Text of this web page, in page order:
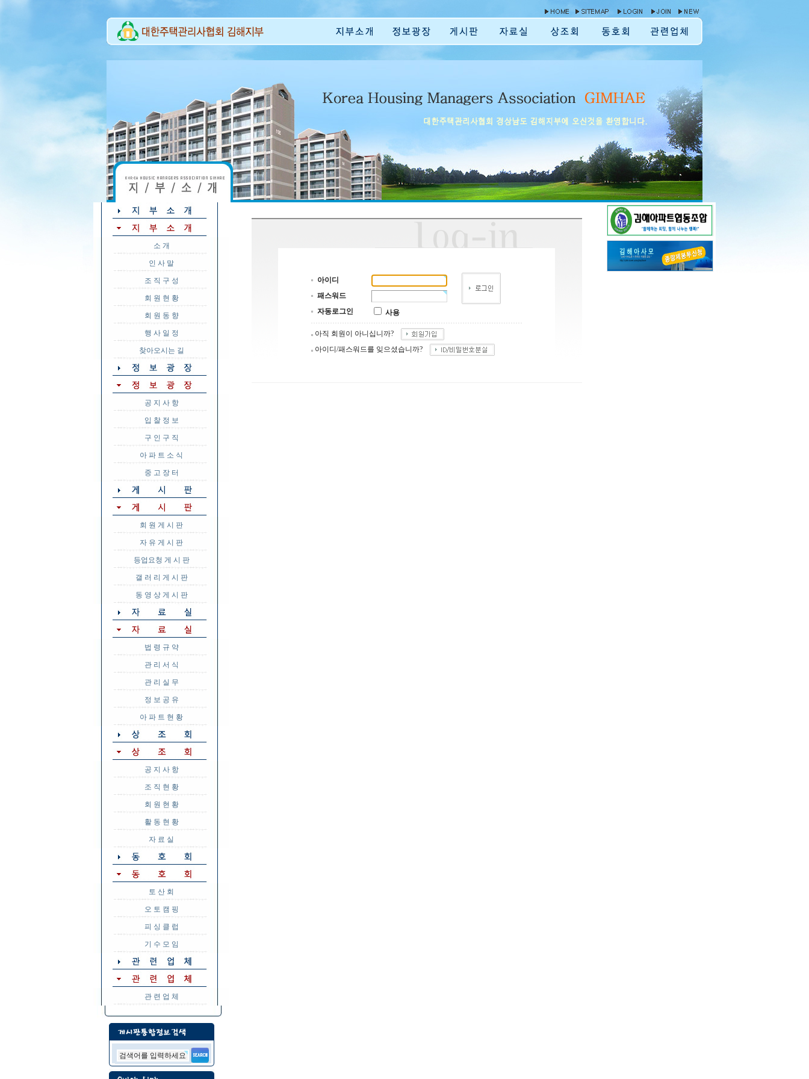
소 개
인 사 말
조 직 구 성
회 원 현 황
회 원 동 향
행 사 일 정
찾아오시는 길
공 지 사 항
입 찰 정 보
구 인 구 직
아 파 트 소 식
중 고 장 터
회 원 게 시 판
자 유 게 시 판
등업요청 게 시 판
갤 러 리 게 시 판
동 영 상 게 시 판
법 령 규 약
관 리 서 식
관 리 실 무
정 보 공 유
아 파 트 현 황
공 지 사 항
조 직 현 황
회 원 현 황
활 동 현 황
자 료 실
토 산 회
오 토 캠 핑
피 싱 클 럽
기 수 모 임
관 련 업 체
아이디
패스워드
자동로그인
사용
아직 회원이 아니십니까?
아이디/패스워드를 잊으셨습니까?